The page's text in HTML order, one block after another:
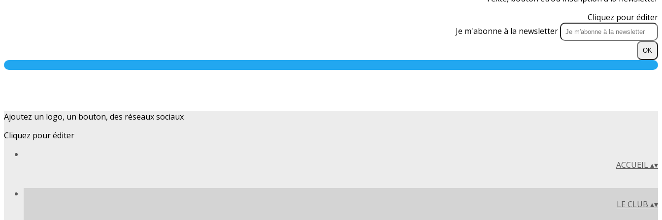
Cliquez pour éditer
Je m'abonne à la newsletter
OK
Ajoutez un logo, un bouton, des réseaux sociaux
Cliquez pour éditer
ACCUEIL ▴▾
LE CLUB ▴▾